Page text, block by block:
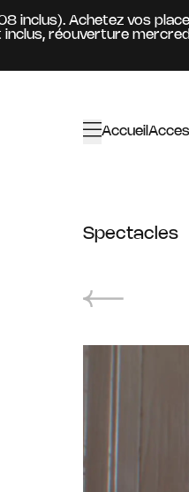
Achetez vos places
réouverture mercredi 09
Accueil
Spectacles